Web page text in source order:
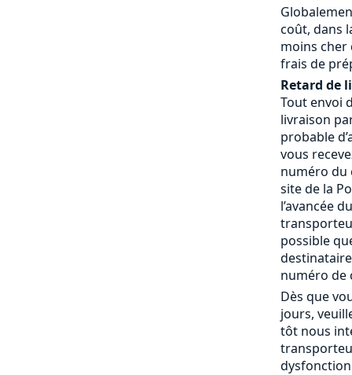
coût, dans
moins cher
frais de
Retard de
Tout envoi
livraison
probable
vous
numéro du
site de la
l’avancée
possible
numéro de
Dès que
jours,
tôt nous